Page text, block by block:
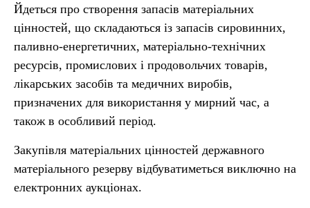
Йдеться про створення запасів матеріальних
цінностей, що складаються із запасів сировинних,
паливно-енергетичних, матеріально-технічних
ресурсів, промислових і продовольчих товарів,
лікарських засобів та медичних виробів,
призначених для використання у мирний час, а
також в особливий період.
Закупівля матеріальних цінностей державного
матеріального резерву відбуватиметься виключно на
електронних аукціонах.